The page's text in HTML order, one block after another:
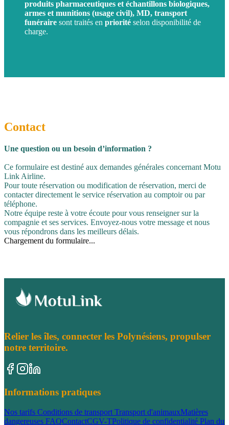
produits pharmaceutiques et échantillons biologiques,
armes et munitions (usage civil), MD, transport
funéraire sont traités en priorité selon disponibilité de
charge.
Contact
Une question ou un besoin d’information ?
Ce formulaire est destiné aux demandes générales concernant Motu
Link Airline.
Pour toute réservation ou modification de réservation, merci de
contacter directement le service réservation au comptoir ou par
téléphone.
Notre équipe reste à votre écoute pour vous renseigner sur la
compagnie et ses services. Envoyez-nous votre message et nous
vous répondrons dans les meilleurs délais.
Chargement du formulaire...
Relier les îles, connecter les Polynésiens, propulser
notre territoire.
Informations pratiques
Nos tarifs Conditions de transport Transport d'animauxMatières
dangereuses FAQContactCGV-TPolitique de confidentialité Plan du